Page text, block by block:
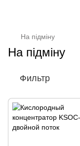
На підміну
На підміну
Фильтр